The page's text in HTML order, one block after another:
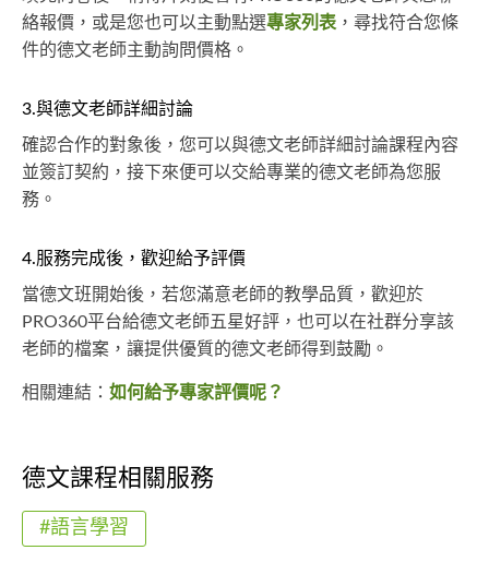
絡報價，或是您也可以主動點選專家列表，尋找符合您條
件的德文老師主動詢問價格。
3.與德文老師詳細討論
確認合作的對象後，您可以與德文老師詳細討論課程內容
並簽訂契約，接下來便可以交給專業的德文老師為您服
務。
4.服務完成後，歡迎給予評價
當德文班開始後，若您滿意老師的教學品質，歡迎於
PRO360平台給德文老師五星好評，也可以在社群分享該
老師的檔案，讓提供優質的德文老師得到鼓勵。
相關連結： 如何給予專家評價呢？
德文課程相關服務
#語言學習